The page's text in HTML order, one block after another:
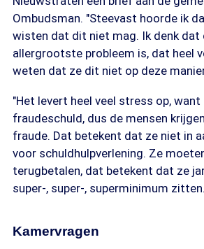
Ombudsman. "Steevast hoorde ik
wisten dat dit niet mag. Ik denk dat
allergrootste probleem is, dat heel
weten dat ze dit niet op deze
"Het levert heel veel stress op, want
fraudeschuld, dus de mensen
fraude. Dat betekent dat ze niet in
voor schuldhulpverlening. Ze
terugbetalen, dat betekent dat ze
super-, super-, superminimum
Kamervragen